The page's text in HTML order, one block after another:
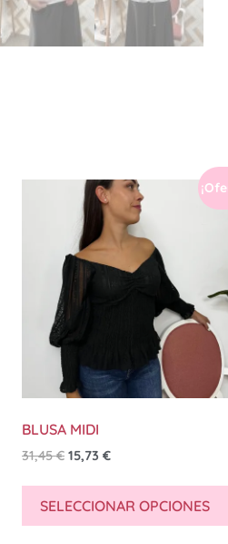
BLUSA MIDI
31,45€ 15,73 €
SELECCIONAR OPCIONES